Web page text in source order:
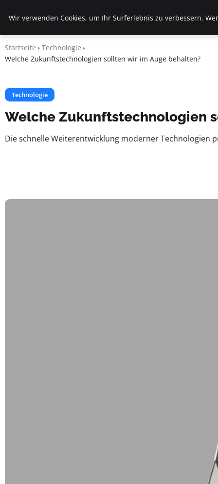
Fds
Startseite
Technologie
Welche Zukunftstechnologien sollten wir im Auge behalten?
Technologie
Welche Zukunftstechnologien
Die schnelle Weiterentwicklung moderner Technologien
Wir verwenden Cookies, um Ihr Surferlebnis zu verbessern.